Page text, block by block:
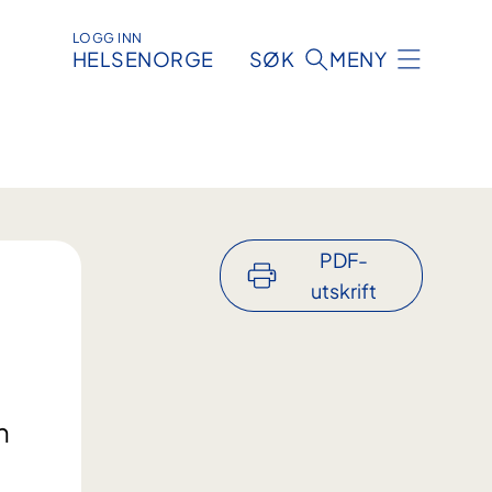
LOGG INN
HELSENORGE SØK MENY
PDF-
utskrift